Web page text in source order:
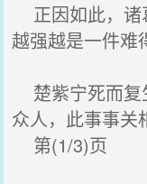
正因如此，诸
越强越是一件难
楚紫宁死而复
众人，此事事关
第(1/3)页